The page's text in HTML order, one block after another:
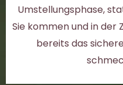
Umstellungsphase,
Sie kommen und in der
bereits das